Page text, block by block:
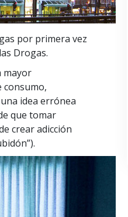
por primera vez
Drogas.
mayor
consumo,
idea errónea
que tomar
crear adicción